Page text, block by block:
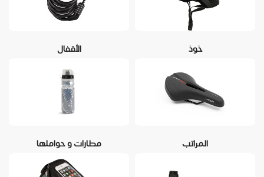
خوذ الأقفال
المراتب مطارات و حواملها